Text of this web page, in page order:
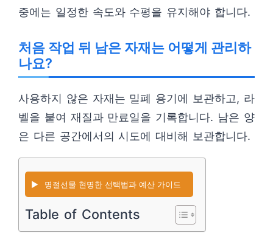
중에는 일정한 속도와 수평을 유지해야 합니다.
처음 작업 뒤 남은 자재는 어떻게 관리하
나요?
사용하지 않은 자재는 밀폐 용기에 보관하고, 라
벨을 붙여 재질과 만료일을 기록합니다. 남은 양
은 다른 공간에서의 시도에 대비해 보관합니다.
▶️ 명절선물 현명한 선택법과 예산 가이드
Table of Contents